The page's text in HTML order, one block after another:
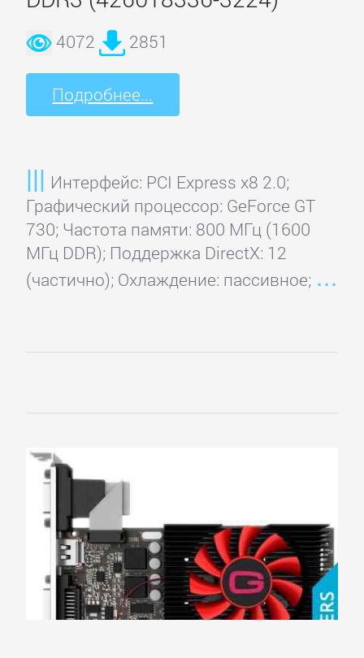
4072 2851
Подробнее...
Интерфейс: PCI Express x8 2.0;
Графический процессор: GeForce GT
730; Частота памяти: 800 МГц (1600
МГц DDR); Поддержка DirectX: 12
(частично); Охлаждение: пассивное;
MSI
Palit
PNY
Point
of
View
PowerColor
SPARKLE
VTX3D
XFX
ZOTAC